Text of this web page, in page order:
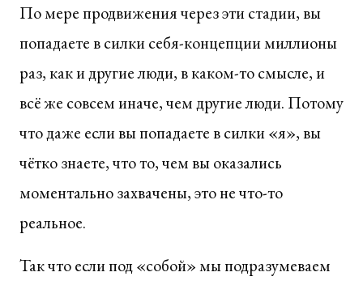
По мере продвижения через эти стадии, вы
попадаете в силки себя-концепции миллионы
раз, как и другие люди, в каком-то смысле, и
всё же совсем иначе, чем другие люди. Потому
что даже если вы попадаете в силки «я», вы
чётко знаете, что то, чем вы оказались
моментально захвачены, это не что-то
реальное.
Так что если под «собой» мы подразумеваем